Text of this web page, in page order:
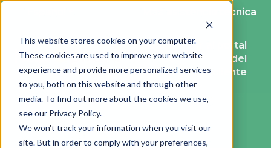
This website stores cookies on your computer.
These cookies are used to improve your website
experience and provide more personalized services
to you, both on this website and through other
media. To find out more about the cookies we use,
see our Privacy Policy.
We won't track your information when you visit our
site. But in order to comply with your preferences,
Traducciones de Mostrar submenú de
Más asistencia técnica
Solicitud
de
ayuda
Ir al portal
del
cliente